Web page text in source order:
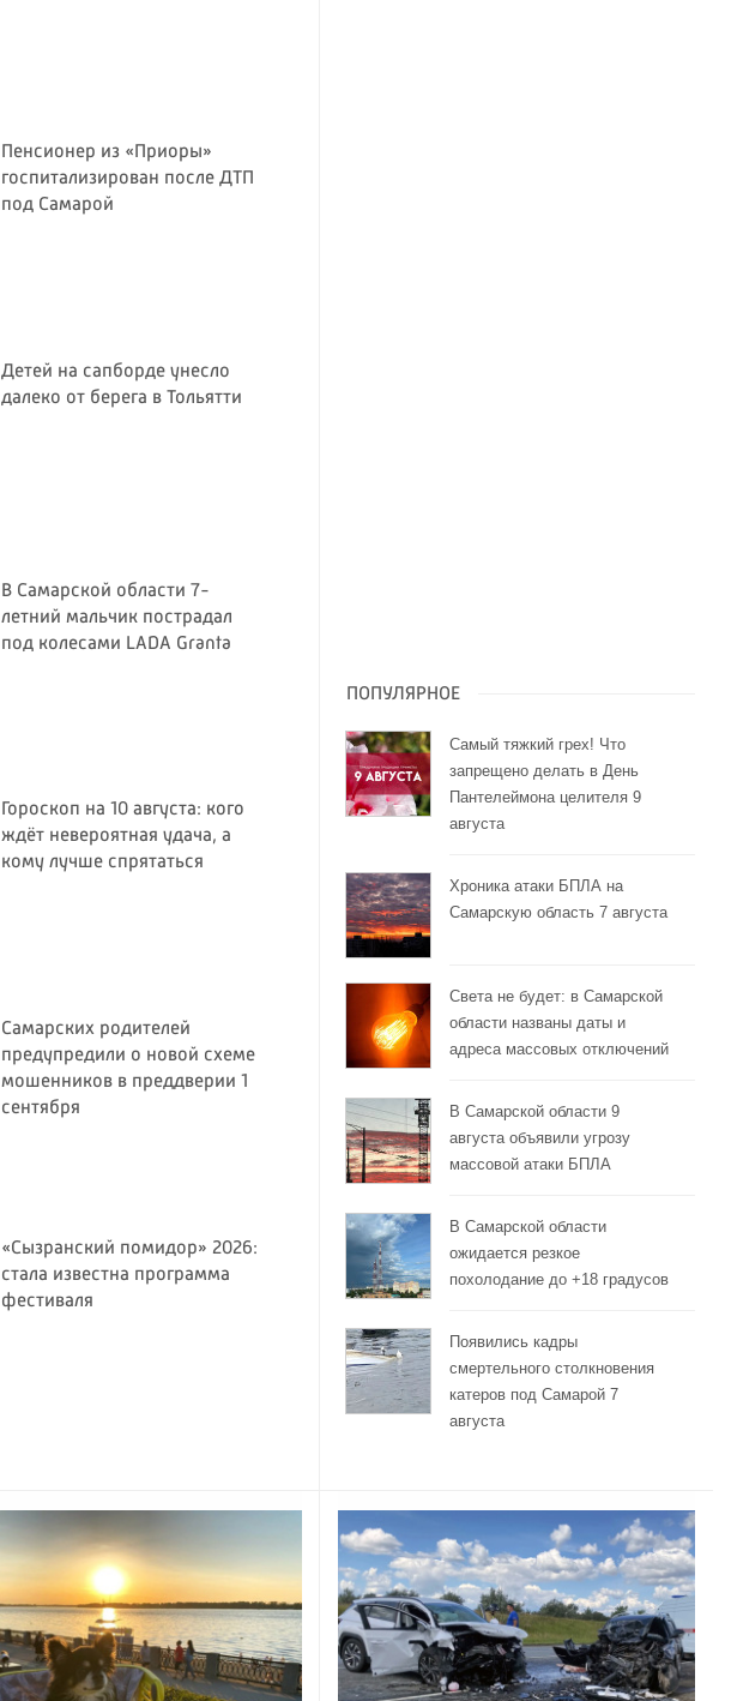
Пенсионер из «Приоры»
госпитализирован после ДТП
под Самарой
Детей на сапборде унесло
далеко от берега в Тольятти
В Самарской области 7-
летний мальчик пострадал
под колесами LADA Granta
Гороскоп на 10 августа: кого
ждёт невероятная удача, а
кому лучше спрятаться
Самарских родителей
предупредили о новой схеме
мошенников в преддверии 1
сентября
«Сызранский помидор» 2026:
стала известна программа
фестиваля
ПОПУЛЯРНОЕ
Самый тяжкий грех! Что
запрещено делать в День
Пантелеймона целителя 9
августа
Хроника атаки БПЛА на
Самарскую область 7 августа
Света не будет: в Самарской
области названы даты и
адреса массовых отключений
В Самарской области 9
августа объявили угрозу
массовой атаки БПЛА
В Самарской области
ожидается резкое
похолодание до +18 градусов
Появились кадры
смертельного столкновения
катеров под Самарой 7
августа